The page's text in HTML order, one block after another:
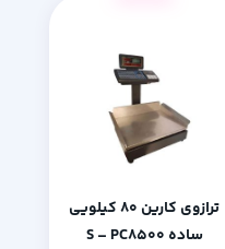
ترازوی کارین 80 کیلویی
ساده S – PC8500